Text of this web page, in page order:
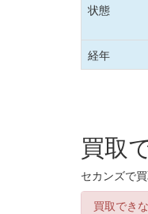
状態
経年
買取
セカンズで
買取でき